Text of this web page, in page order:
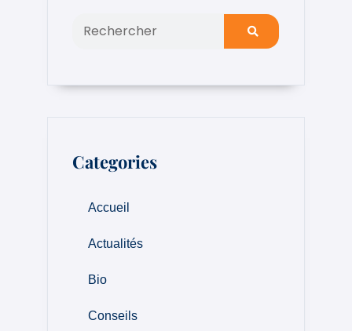
Categories
Accueil
Actualités
Bio
Conseils